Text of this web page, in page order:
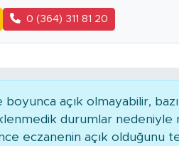
0 (364) 311 81 20
açık olmayabilir,
durumlar
eczanenin açık olduğunu